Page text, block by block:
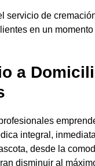
servicio de
en un
a
integral,
desde la
disminuir al